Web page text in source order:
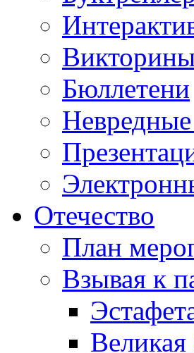
Бюллетени
Отечество
План
Взывая к